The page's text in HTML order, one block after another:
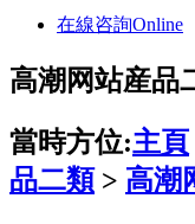
在線咨詢Online
高潮网站産品
當時方位:主頁
品二類> 高潮